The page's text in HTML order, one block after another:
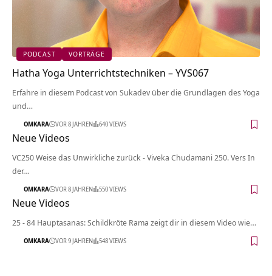
PODCAST VORTRÄGE
Hatha Yoga Unterrichtstechniken – YVS067
Erfahre in diesem Podcast von Sukadev über die Grundlagen des Yoga
und…
OMKARA VOR 8 JAHREN 640 VIEWS
Neue Videos
VC250 Weise das Unwirkliche zurück - Viveka Chudamani 250. Vers In
der…
OMKARA VOR 8 JAHREN 550 VIEWS
Neue Videos
25 - 84 Hauptasanas: Schildkröte Rama zeigt dir in diesem Video wie…
OMKARA VOR 9 JAHREN 548 VIEWS